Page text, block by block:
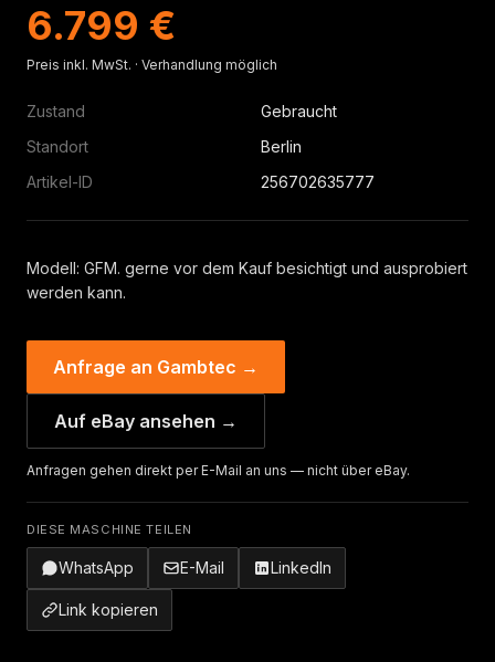
6.799 €
Preis inkl. MwSt. · Verhandlung möglich
Zustand
Gebraucht
Standort
Berlin
Artikel-ID
256702635777
Modell: GFM. gerne vor dem Kauf besichtigt und ausprobiert
werden kann.
Anfrage an Gambtec →
Auf eBay ansehen →
Anfragen gehen direkt per E-Mail an uns — nicht über eBay.
DIESE MASCHINE TEILEN
WhatsApp E-Mail LinkedIn
Link kopieren